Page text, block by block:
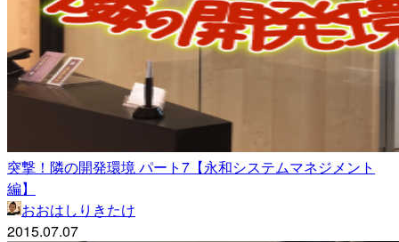
突撃！隣の開発環境 パート7【永和システムマネジメント
編】
おおはしりきたけ
2015.07.07